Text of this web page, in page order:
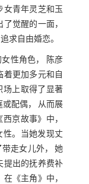
女青年灵芝和玉
觉醒的一面，
求自由婚恋。
性角色， 陈彦
更加多元和自
场上取得了显著
或配偶， 从而展
京故事》中，
性。当她发现丈
走女儿外， 她
提出的抚养费补
《主角》中，